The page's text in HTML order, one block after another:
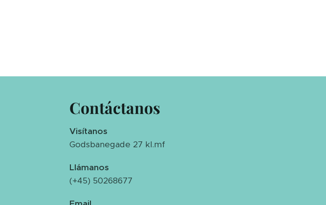
Contáctanos
Visítanos
Godsbanegade 27 kl.mf
Llámanos
(+45) 50268677